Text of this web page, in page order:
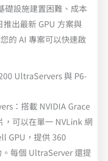
礎設施建置困難、成本
出最新 GPU 方案與
的 AI 專案可以快速啟
UltraServers 與 P6-
：搭載 NVIDIA Grace
可以在單一 NVLink 網
GPU，提供 360
每個 UltraServer 還提